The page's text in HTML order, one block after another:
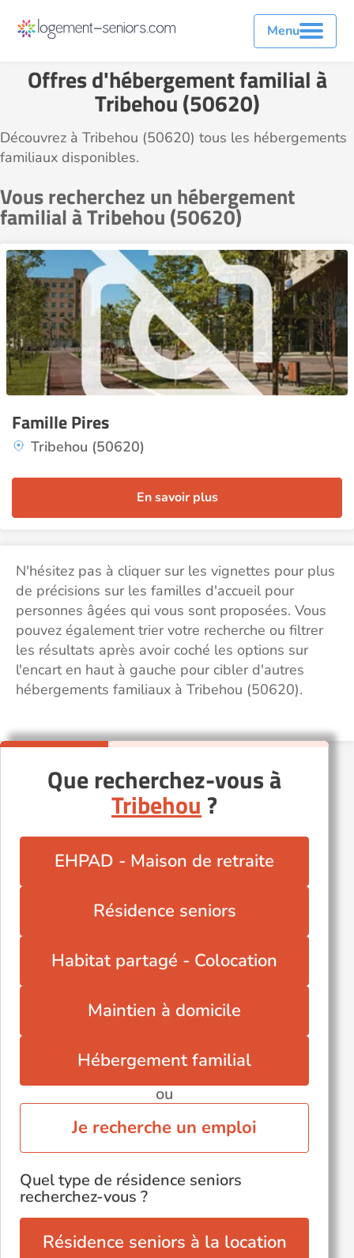
Menu
Offres d'hébergement familial à
Tribehou (50620)
Découvrez à Tribehou (50620) tous les hébergements
familiaux disponibles.
Vous recherchez un hébergement
familial à Tribehou (50620)
Famille Pires
Tribehou (50620)
En savoir plus
N'hésitez pas à cliquer sur les vignettes pour plus
de précisions sur les familles d'accueil pour
personnes âgées qui vous sont proposées. Vous
pouvez également trier votre recherche ou filtrer
les résultats après avoir coché les options sur
l'encart en haut à gauche pour cibler d'autres
hébergements familiaux à Tribehou (50620).
Que recherchez-vous à
Tribehou ?
EHPAD - Maison de retraite
Résidence seniors
Habitat partagé - Colocation
Maintien à domicile
Hébergement familial
ou
Je recherche un emploi
Quel type de résidence seniors
recherchez-vous ?
Résidence seniors à la location